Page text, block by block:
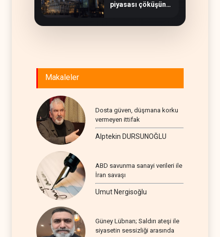
piyasası çöküşün
Makaleler
Dosta güven, düşmana korku
vermeyen ittifak
Alptekin DURSUNOĞLU
ABD savunma sanayi verileri ile
İran savaşı
Umut Nergisoğlu
Güney Lübnan; Saldırı ateşi ile
siyasetin sessizliği arasında